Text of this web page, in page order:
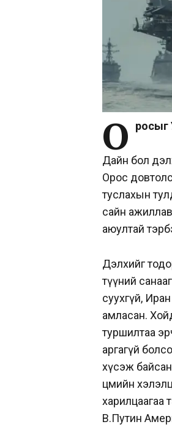
О росыг
Дайн бол
Орос
туслахын
сайн
аюултай
Дэлхийг
түүний
суухгүй,
амласан.
туршилтаа
аргагүй
хүсэж байсан
цөмийн
харилцаагаа
В.Путин